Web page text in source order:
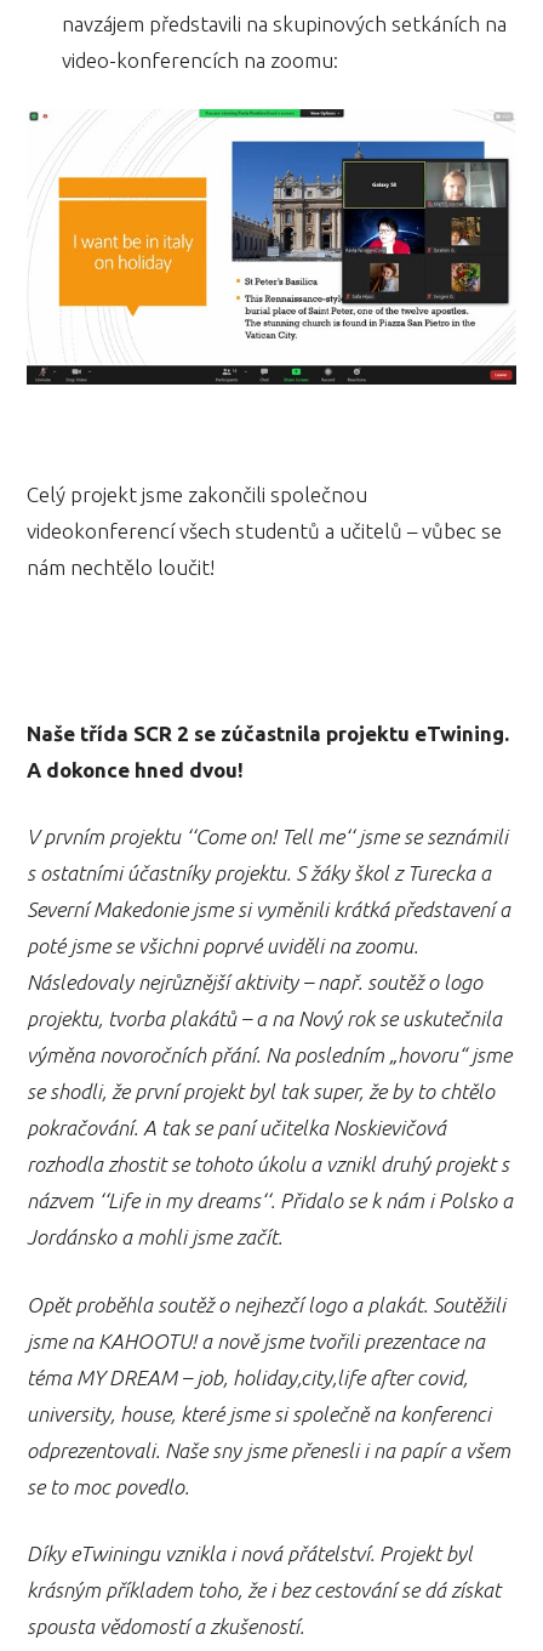
navzájem představili na skupinových setkáních na
video-konferencích na zoomu:
Celý projekt jsme zakončili společnou
videokonferencí všech studentů a učitelů – vůbec se
nám nechtělo loučit!
Naše třída SCR 2 se zúčastnila projektu eTwining.
A dokonce hned dvou!
V prvním projektu ‘‘Come on! Tell me‘‘ jsme se seznámili
s ostatními účastníky projektu. S žáky škol z Turecka a
Severní Makedonie jsme si vyměnili krátká představení a
poté jsme se všichni poprvé uviděli na zoomu.
Následovaly nejrůznější aktivity – např. soutěž o logo
projektu, tvorba plakátů – a na Nový rok se uskutečnila
výměna novoročních přání. Na posledním „hovoru“ jsme
se shodli, že první projekt byl tak super, že by to chtělo
pokračování. A tak se paní učitelka Noskievičová
rozhodla zhostit se tohoto úkolu a vznikl druhý projekt s
názvem ‘‘Life in my dreams‘‘. Přidalo se k nám i Polsko a
Jordánsko a mohli jsme začít.
Opět proběhla soutěž o nejhezčí logo a plakát. Soutěžili
jsme na KAHOOTU! a nově jsme tvořili prezentace na
téma MY DREAM – job, holiday,city,life after covid,
university, house, které jsme si společně na konferenci
odprezentovali. Naše sny jsme přenesli i na papír a všem
se to moc povedlo.
Díky eTwiningu vznikla i nová přátelství. Projekt byl
krásným příkladem toho, že i bez cestování se dá získat
spousta vědomostí a zkušeností.